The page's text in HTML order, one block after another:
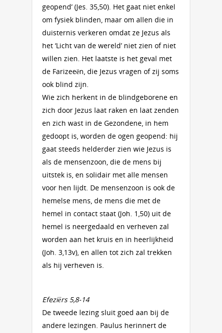
geopend’ (Jes. 35,50). Het gaat niet enkel
om fysiek blinden, maar om allen die in
duisternis verkeren omdat ze Jezus als
het ‘Licht van de wereld’ niet zien of niet
willen zien. Het laatste is het geval met
de Farizeeën, die Jezus vragen of zij soms
ook blind zijn.
Wie zich herkent in de blindgeborene en
zich door Jezus laat raken en laat zenden
en zich wast in de Gezondene, in hem
gedoopt is, worden de ogen geopend: hij
gaat steeds helderder zien wie Jezus is
als de mensenzoon, die de mens bij
uitstek is, en solidair met alle mensen
voor hen lijdt. De mensenzoon is ook de
hemelse mens, de mens die met de
hemel in contact staat (Joh. 1,50) uit de
hemel is neergedaald en verheven zal
worden aan het kruis en in heerlijkheid
(Joh. 3,13v), en allen tot zich zal trekken
als hij verheven is.
Efeziërs 5,8-14
De tweede lezing sluit goed aan bij de
andere lezingen. Paulus herinnert de